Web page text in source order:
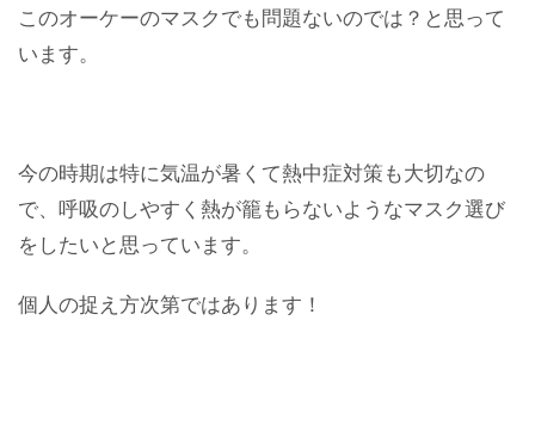
このオーケーのマスクでも問題ないのでは？と思って
います。
今の時期は特に気温が暑くて熱中症対策も大切なの
で、呼吸のしやすく熱が籠もらないようなマスク選び
をしたいと思っています。
個人の捉え方次第ではあります！